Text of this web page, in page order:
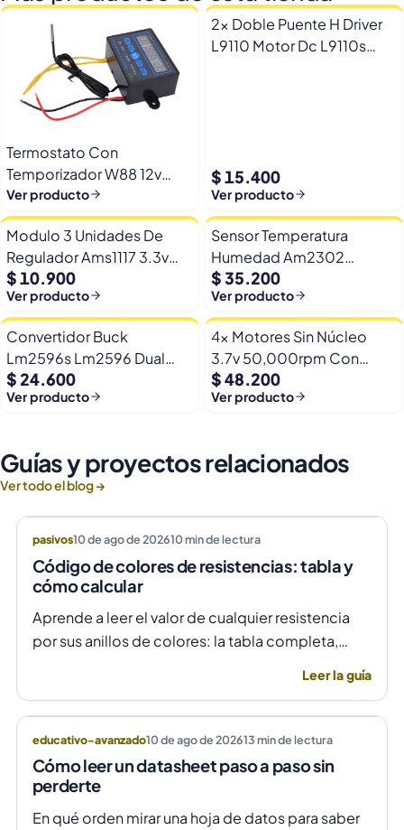
Termostato Con
Temporizador W88 12v
Automatico Frio Calor
Ver producto
2x Doble Puente H Driver
L9110 Motor Dc L9110s
$ 15.400
Ver producto
Modulo 3 Unidades De
Regulador Ams1117 3.3v
Yp-8 Con Pines
$ 10.900
Ver producto
Sensor Temperatura
Humedad Am2302
Dht22/am2302 Digital
Esp32
$ 35.200
Ver producto
Convertidor Buck
Lm2596s Lm2596 Dual
Usb 9-36v A 5v Dc Jack
$ 24.600
Ver producto
4x Motores Sin Núcleo
3.7v 50,000rpm Con
Helices Micro Fpv
$ 48.200
Ver producto
Guías y proyectos relacionados
Ver todo el blog →
pasivos10 de ago de 202610min de lectura
Código de colores de resistencias: tabla y
cómo calcular
Aprende a leer el valor de cualquier resistencia
por sus anillos de colores: la tabla completa,
Leer la guía
educativo-avanzado10 de ago de 202613min de lectura
Cómo leer un datasheet paso a paso sin
perderte
En qué orden mirar una hoja de datos para saber